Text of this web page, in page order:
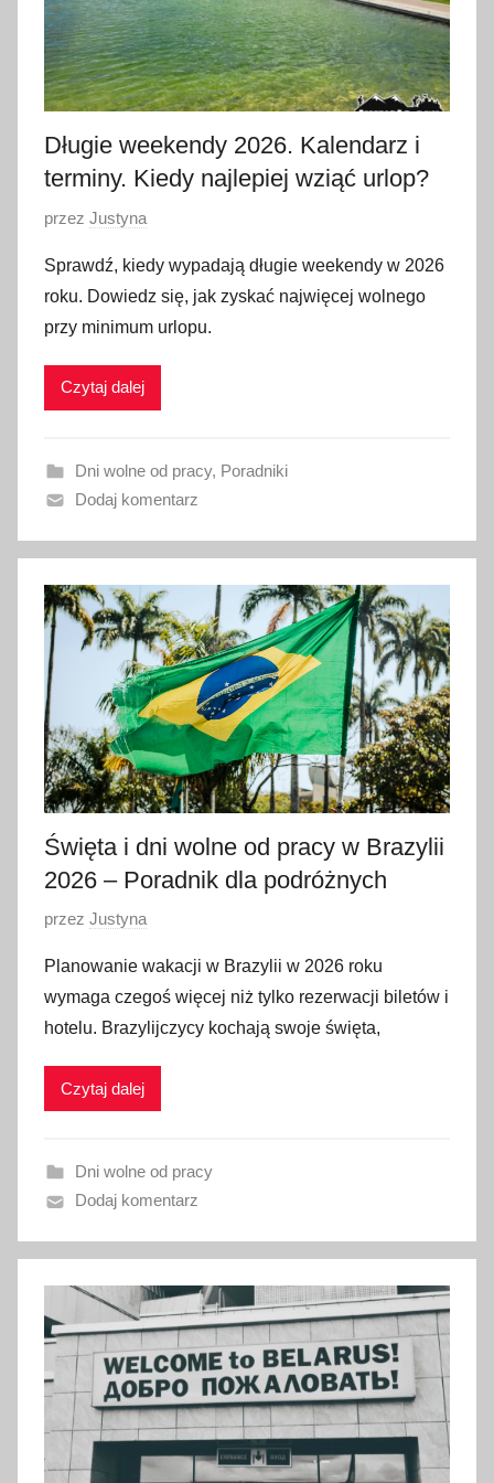
Długie weekendy 2026. Kalendarz i
terminy. Kiedy najlepiej wziąć urlop?
O
u
b
l
i
a
n
1
2
s
y
c
z
n
i
2
0
przez Justyna
Sprawdź, kiedy wypadają długie weekendy w 2026
roku. Dowiedz się, jak zyskać najwięcej wolnego
przy minimum urlopu.
Czytaj dalej
Dni wolne od pracy, Poradniki
Dodaj komentarz
Święta i dni wolne od pracy w Brazylii
2026 – Poradnik dla podróżnych
O
u
b
l
i
a
n
8
s
t
y
c
n
i
przez Justyna
Planowanie wakacji w Brazylii w 2026 roku
wymaga czegoś więcej niż tylko rezerwacji biletów i
hotelu. Brazylijczycy kochają swoje święta,
Czytaj dalej
Dni wolne od pracy
Dodaj komentarz